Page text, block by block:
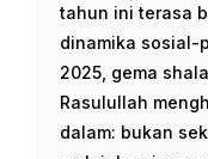
tahun ini terasa
dinamika sosial-
2025, gema
Rasulullah
dalam: bukan